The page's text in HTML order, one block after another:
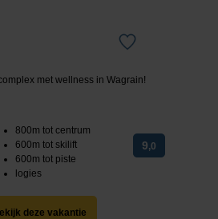
met wellness in Wagrain!
800m tot centrum
600m tot skilift
600m tot piste
logies
9,0
deze vakantie